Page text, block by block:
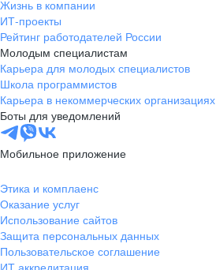
Жизнь в компании
ИТ-проекты
Рейтинг работодателей России
Молодым специалистам
Карьера для молодых специалистов
Школа программистов
Карьера в некоммерческих организациях
Боты для уведомлений
Мобильное приложение
Этика и комплаенс
Оказание услуг
Использование сайтов
Защита персональных данных
Пользовательское соглашение